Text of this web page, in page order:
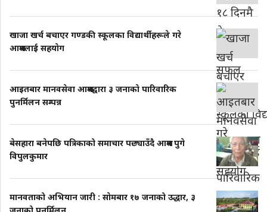
खाजा खर्च बचाएर गण्डकी स्कूलका विद्यार्थीहरूले गरे
आश्रमलाई सहयाेग
आइतबार मानवसेवा आश्रमद्वारा ३ जनाकाे पारिवारिक
पुनर्मिलन सम्पन्न
बेसहारा बनेपछि पत्रिकाको समाचार पछ्याउँदै आश्रम पुगे
विपुलकुमार
मानवताको अभियान जारी : साेमबार १७ जनाको उद्धार, ३